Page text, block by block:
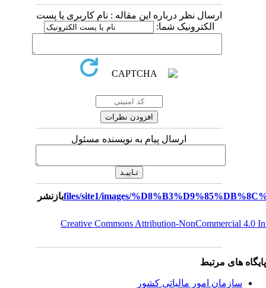
ارسال نظر درباره این مقاله : نام کاربری یا پست
الکترونیک شما:
ارسال پیام به نویسنده مسئول
بازنشر
Creative Commons Attribution-NonCommercial 4.0
های مرتبط
سازمان امور مالياتی کشور